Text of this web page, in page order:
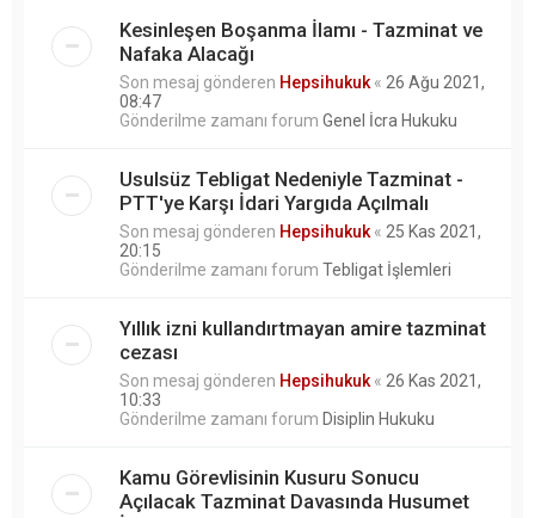
Kesinleşen Boşanma İlamı - Tazminat ve
Nafaka Alacağı
Son mesaj gönderen Hepsihukuk « 26 Ağu 2021,
08:47
Gönderilme zamanı forum Genel İcra Hukuku
Usulsüz Tebligat Nedeniyle Tazminat -
PTT'ye Karşı İdari Yargıda Açılmalı
Son mesaj gönderen Hepsihukuk « 25 Kas 2021,
20:15
Gönderilme zamanı forum Tebligat İşlemleri
Yıllık izni kullandırtmayan amire tazminat
cezası
Son mesaj gönderen Hepsihukuk « 26 Kas 2021,
10:33
Gönderilme zamanı forum Disiplin Hukuku
Kamu Görevlisinin Kusuru Sonucu
Açılacak Tazminat Davasında Husumet